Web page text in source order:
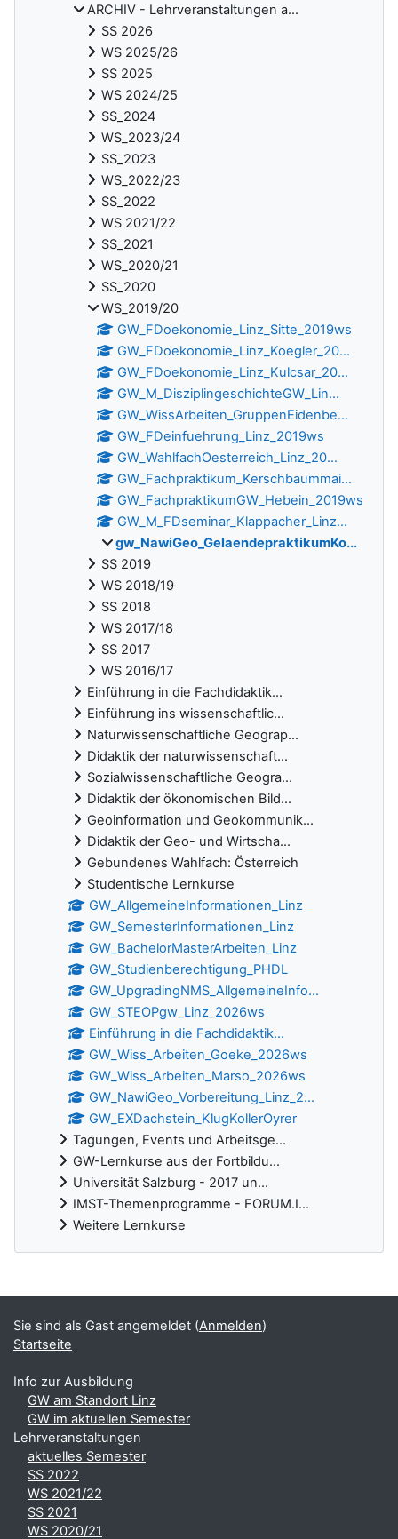
ARCHIV - Lehrveranstaltungen a...
SS 2026
WS 2025/26
SS 2025
WS 2024/25
SS_2024
WS_2023/24
SS_2023
WS_2022/23
SS_2022
WS 2021/22
SS_2021
WS_2020/21
SS_2020
WS_2019/20
GW_FDoekonomie_Linz_Sitte_2019ws
GW_FDoekonomie_Linz_Koegler_20...
GW_FDoekonomie_Linz_Kulcsar_20...
GW_M_DisziplingeschichteGW_Lin...
GW_WissArbeiten_GruppenEidenbe...
GW_FDeinfuehrung_Linz_2019ws
GW_WahlfachOesterreich_Linz_20...
GW_Fachpraktikum_Kerschbaummai...
GW_FachpraktikumGW_Hebein_2019ws
GW_M_FDseminar_Klappacher_Linz...
gw_NawiGeo_GelaendepraktikumKo...
SS 2019
WS 2018/19
SS 2018
WS 2017/18
SS 2017
WS 2016/17
Einführung in die Fachdidaktik...
Einführung ins wissenschaftlic...
Naturwissenschaftliche Geograp...
Didaktik der naturwissenschaft...
Sozialwissenschaftliche Geogra...
Didaktik der ökonomischen Bild...
Geoinformation und Geokommunik...
Didaktik der Geo- und Wirtscha...
Gebundenes Wahlfach: Österreich
Studentische Lernkurse
GW_AllgemeineInformationen_Linz
GW_SemesterInformationen_Linz
GW_BachelorMasterArbeiten_Linz
GW_Studienberechtigung_PHDL
GW_UpgradingNMS_AllgemeineInfo...
GW_STEOPgw_Linz_2026ws
Einführung in die Fachdidaktik...
GW_Wiss_Arbeiten_Goeke_2026ws
GW_Wiss_Arbeiten_Marso_2026ws
GW_NawiGeo_Vorbereitung_Linz_2...
GW_EXDachstein_KlugKollerOyrer
Tagungen, Events und Arbeitsge...
GW-Lernkurse aus der Fortbildu...
Universität Salzburg - 2017 un...
IMST-Themenprogramme - FORUM.I...
Weitere Lernkurse
Ergänzungsblöcke
Sie sind als Gast angemeldet (Anmelden)
Startseite
Info zur Ausbildung
GW am Standort Linz
GW im aktuellen Semester
Lehrveranstaltungen
aktuelles Semester
SS 2022
WS 2021/22
SS 2021
WS 2020/21